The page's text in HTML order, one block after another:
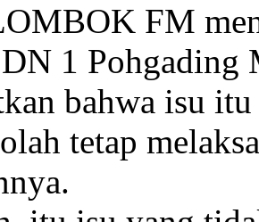
FM
1
bahwa isu
tetap